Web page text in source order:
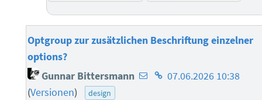
Optgroup zur zusätzlichen Beschriftung einzelner
options?
Gunnar Bittersmann E-
Homepage
07.06.2026 10:38
(Versionen) design